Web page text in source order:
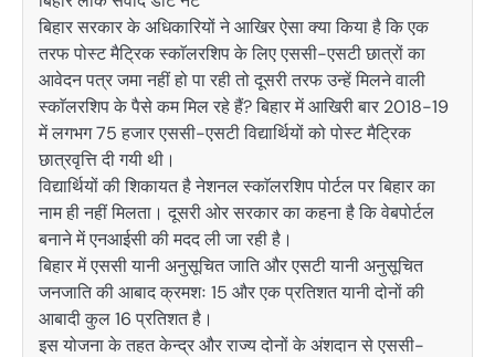
बिहार सरकार के अधिकारियों ने आखिर ऐसा क्या किया है कि एक
तरफ पोस्ट मैट्रिक स्काॅलरशिप के लिए एससी-एसटी छात्रों का
आवेदन पत्र जमा नहीं हो पा रही तो दूसरी तरफ उन्हें मिलने वाली
स्काॅलरशिप के पैसे कम मिल रहे हैं? बिहार में आखिरी बार 2018-19
में लगभग 75 हजार एससी-एसटी विद्यार्थियों को पोस्ट मैट्रिक
छात्रवृत्ति दी गयी थी।
विद्यार्थियों की शिकायत है नेशनल स्काॅलरशिप पोर्टल पर बिहार का
नाम ही नहीं मिलता। दूसरी ओर सरकार का कहना है कि वेबपोर्टल
बनाने में एनआईसी की मदद ली जा रही है।
बिहार में एससी यानी अनुसूचित जाति और एसटी यानी अनुसूचित
जनजाति की आबाद क्रमशः 15 और एक प्रतिशत यानी दोनों की
आबादी कुल 16 प्रतिशत है।
इस योजना के तहत केन्द्र और राज्य दोनों के अंशदान से एससी-